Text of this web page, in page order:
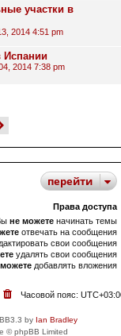
участки в
2014 4:51 pm
Испании
2014 7:38 pm
перейти
Права доступа
не можете начинать темы
отвечать на сообщения
свои сообщения
удалять свои сообщения
добавлять вложения
Часовой пояс:
by Ian Bradley
© phpBB Limited